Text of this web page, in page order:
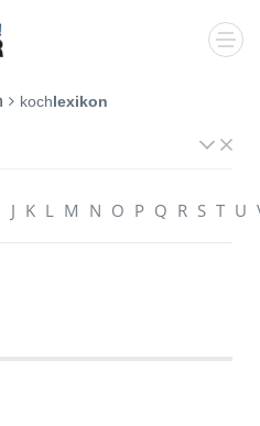
kochlexikon
J K L M N O P Q R S T U